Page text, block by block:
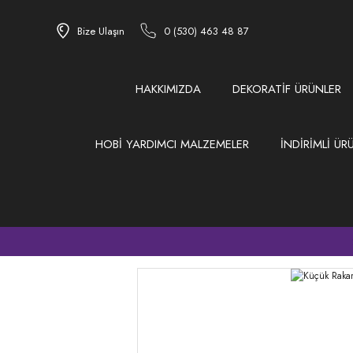
Bize Ulaşın 0 (530) 463 48 87
HAKKIMIZDA DEKORATİF ÜRÜNLER
HOBİ YARDIMCI MALZEMELER İNDİRİMLİ